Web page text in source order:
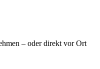
– oder direkt vor Ort